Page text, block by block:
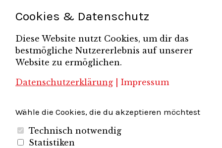
Unternehmerfrühstück
Brandenburg-Berlin e.V.
Unternehmerverband Sachsen e.V. Unternehmervereinigung Uckermark
Unternehmervereinigung Uckermark e.V.
Wirtschaftshof Spandau e.V. Volkswirtschaftlicher Dialog
Cookies & Datenschutz
Diese Website nutzt Cookies, um dir das
bestmögliche Nutzererlebnis auf unserer
Website zu ermöglichen.
Datenschutzerklärung
Impressum
Wähle die Cookies, die du akzeptieren möchtest
Technisch notwendig
Statistiken